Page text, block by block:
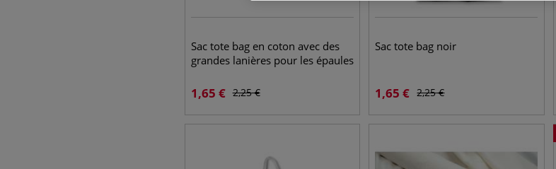
Sac tote bag en coton avec des
grandes lanières pour les épaules
1,65 € 2,25€
Sac tote bag noir
1,65 € 2,25€